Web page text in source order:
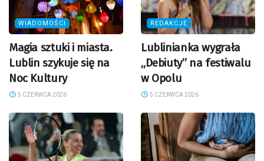
WIADOMOŚCI
Magia sztuki i miasta.
Lublin szykuje się na
Noc Kultury
5 CZERWCA 2026
REDAKCJE
Lublinianka wygrała
„Debiuty” na festiwalu
w Opolu
5 CZERWCA 2026